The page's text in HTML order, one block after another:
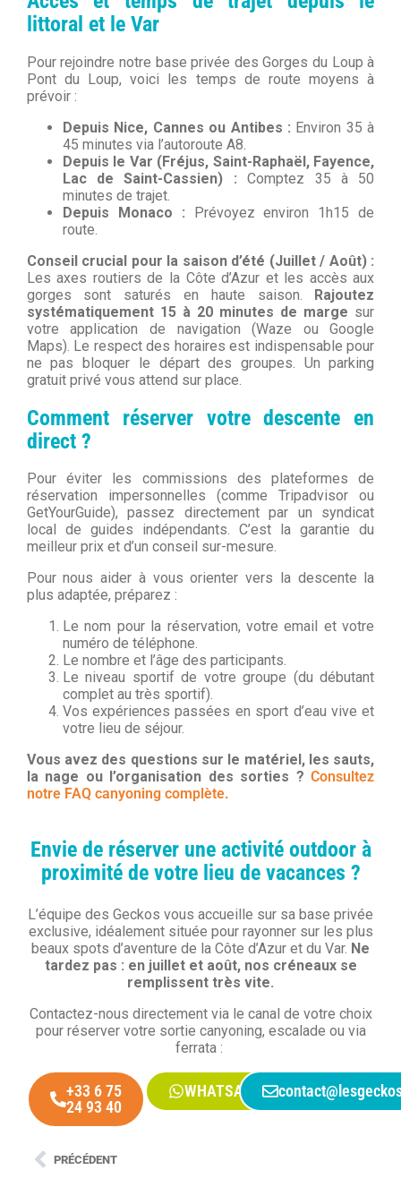
littoral et le Var
Pour rejoindre notre base privée des Gorges du Loup à
Pont du Loup, voici les temps de route moyens à
prévoir :
Depuis Nice, Cannes ou Antibes : Environ 35 à
45 minutes via l’autoroute A8.
Depuis le Var (Fréjus, Saint-Raphaël, Fayence,
Lac de Saint-Cassien) : Comptez 35 à 50
minutes de trajet.
Depuis Monaco : Prévoyez environ 1h15 de
route.
Conseil crucial pour la saison d’été (Juillet / Août) :
Les axes routiers de la Côte d’Azur et les accès aux
gorges sont saturés en haute saison. Rajoutez
systématiquement 15 à 20 minutes de marge sur
votre application de navigation (Waze ou Google
Maps). Le respect des horaires est indispensable pour
ne pas bloquer le départ des groupes. Un parking
gratuit privé vous attend sur place.
Comment réserver votre descente en
direct ?
Pour éviter les commissions des plateformes de
réservation impersonnelles (comme Tripadvisor ou
GetYourGuide), passez directement par un syndicat
local de guides indépendants. C’est la garantie du
meilleur prix et d’un conseil sur-mesure.
Pour nous aider à vous orienter vers la descente la
plus adaptée, préparez :
Le nom pour la réservation, votre email et votre
numéro de téléphone.
Le nombre et l’âge des participants.
Le niveau sportif de votre groupe (du débutant
complet au très sportif).
Vos expériences passées en sport d’eau vive et
votre lieu de séjour.
Vous avez des questions sur le matériel, les sauts,
la nage ou l’organisation des sorties ?Consultez
notre FAQ canyoning complète.
Envie de réserver une activité outdoor à
proximité de votre lieu de vacances ?
L’équipe des Geckos vous accueille sur sa base privée
exclusive, idéalement située pour rayonner sur les plus
beaux spots d’aventure de la Côte d’Azur et du Var. Ne
tardez pas : en juillet et août, nos créneaux se
remplissent très vite.
Contactez-nous directement via le canal de votre choix
pour réserver votre sortie canyoning, escalade ou via
ferrata :
+33 6 75
24 93 40
WHATSAPP
PRÉCÉDENT